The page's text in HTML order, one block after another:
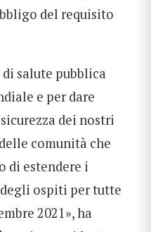
del requisito
salute pubblica
e per dare
dei nostri
comunità che
di estendere i
ospiti per tutte
2021», ha